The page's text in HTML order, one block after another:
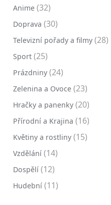
Anime (32)
Doprava (30)
Televizní pořady a filmy (28)
Sport (25)
Prázdniny (24)
Zelenina a Ovoce (23)
Hračky a panenky (20)
Přírodní a Krajina (16)
Květiny a rostliny (15)
Vzdělání (14)
Dospělí (12)
Hudební (11)